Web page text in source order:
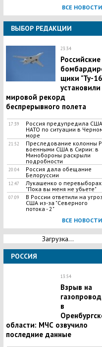
ВСЕ НОВОСТИ
ВЫБОР РЕДАКЦИИ
23:34
Российские
щики "Ту-
установили
мировой рекорд
беспрерывного полета
17:39
Россия предупредила
НАТО по ситуации в
море
21:52
Преследование колонны
военными США в Сирии: в
Минобороны раскрыли
подробности
20:04
Россия дала обещание
Белоруссии
12:47
​Лукашенко о
"Пока вы меня не убьете"
07:09
В России ответили на
США из-за "Северного
потока - 2"
ВСЕ НОВОСТИ
Загрузка...
РОССИЯ
13:54
​Взрыв на
в
области: МЧС озвучило
последние данные